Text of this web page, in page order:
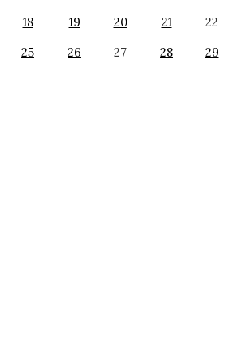
18 19 20 21
22
25 26 27 28
29